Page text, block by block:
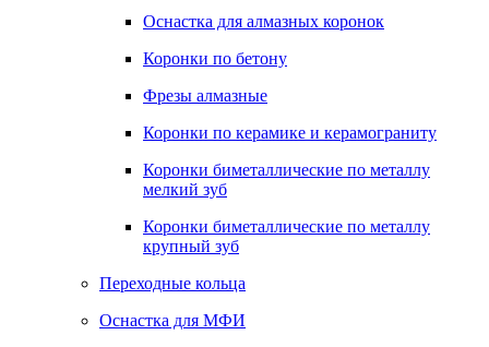
Оснастка для алмазных коронок
Коронки по бетону
Фрезы алмазные
Коронки по керамике и керамограниту
Коронки биметаллические по металлу
мелкий зуб
Коронки биметаллические по металлу
крупный зуб
Переходные кольца
Оснастка для МФИ